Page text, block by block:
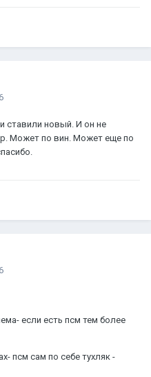
ставили новый. И он не
Может по вин. Может еще по
если есть псм тем более
псм сам по себе тухляк -